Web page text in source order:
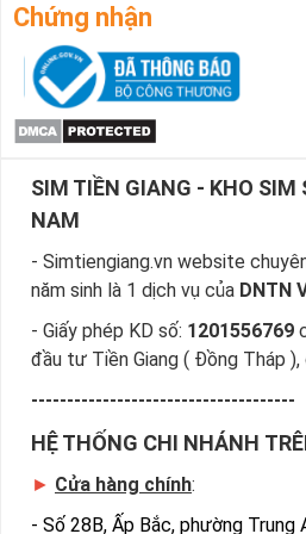
Chứng nhận
SIM TIỀN GIANG - KHO SIM
NAM
- Simtiengiang.vn website
năm sinh là 1 dịch vụ của DNTN
- Giấy phép KD số: 1201556769
đầu tư Tiền Giang ( Đồng Tháp
-------------------------------------
HỆ THỐNG CHI NHÁNH
► Cửa hàng chính:
- Số 28B, Ấp Bắc, phường Trung